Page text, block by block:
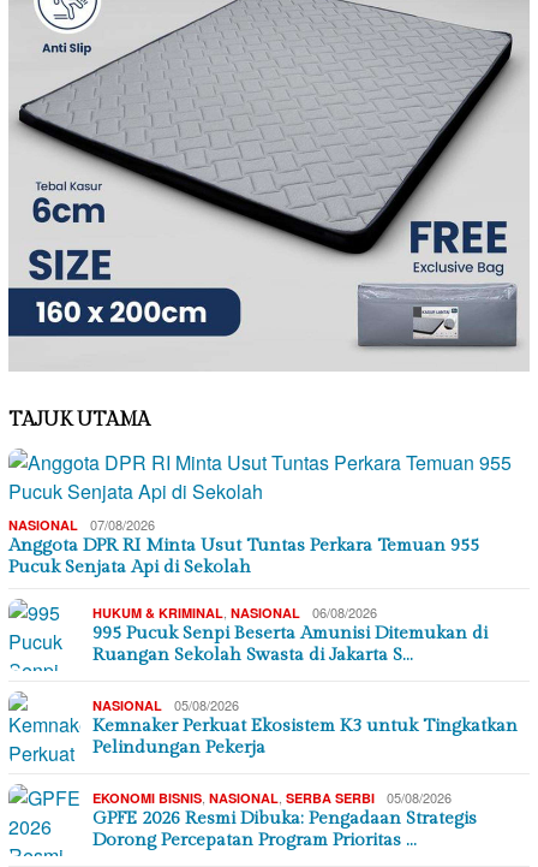
TAJUK UTAMA
NASIONAL 07/08/2026
Anggota DPR RI Minta Usut Tuntas Perkara Temuan 955
Pucuk Senjata Api di Sekolah
HUKUM & KRIMINAL NASIONAL 06/08/2026
995 Pucuk Senpi Beserta Amunisi Ditemukan di
Ruangan Sekolah Swasta di Jakarta S…
NASIONAL 05/08/2026
Kemnaker Perkuat Ekosistem K3 untuk Tingkatkan
Pelindungan Pekerja
EKONOMI BISNIS NASIONAL SERBA SERBI 05/08/2026
GPFE 2026 Resmi Dibuka: Pengadaan Strategis
Dorong Percepatan Program Prioritas …